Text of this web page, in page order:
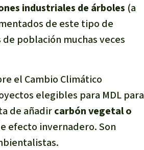
industriales de árboles (a
de este tipo de
población muchas veces
el Cambio Climático
elegibles para MDL para
de añadircarbón vegetal o
efecto invernadero. Son